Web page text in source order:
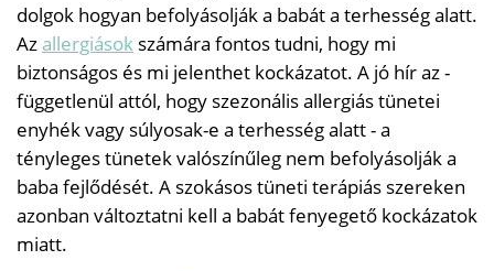
dolgok hogyan befolyásolják a babát a terhesség alatt.
Az allergiások számára fontos tudni, hogy mi
biztonságos és mi jelenthet kockázatot. A jó hír az -
függetlenül attól, hogy szezonális allergiás tünetei
enyhék vagy súlyosak-e a terhesség alatt - a
tényleges tünetek valószínűleg nem befolyásolják a
baba fejlődését. A szokásos tüneti terápiás szereken
azonban változtatni kell a babát fenyegető kockázatok
miatt.